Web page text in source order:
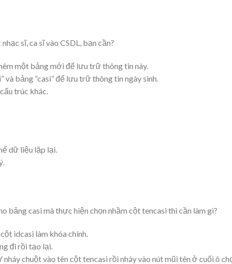
sĩ, ca sĩ vào CSDL, bạn cần?
một bảng mới để lưu trữ thông tin này.
bảng “casi” để lưu trữ thông tin ngày sinh.
trúc khác.
dữ liệu lặp lại.
bảng casi mà thực hiện chọn nhầm cột tencasi thì cần làm gì?
idcasi làm khóa chính.
đi rồi tạo lại.
chuột vào tên cột tencasi rồi nháy vào nút mũi tên ở cuối ô